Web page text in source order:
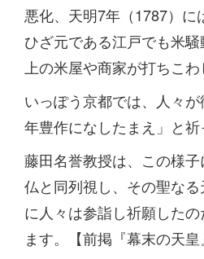
悪化、天明7年（1787）に
ひざ元である江戸でも米
上の米屋や商家が打ちこわ
いっぽう京都では、人々
年豊作になしたまえ」と祈
藤田名誉教授は、この様
仏と同列視し、その聖な
に人々は参詣し祈願した
ます。【前掲『幕末の天皇